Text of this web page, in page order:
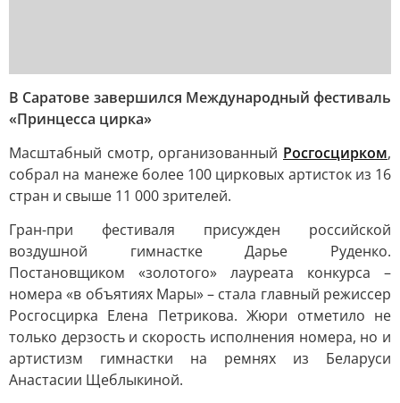
В Саратове завершился Международный фестиваль
«Принцесса цирка»
Масштабный смотр, организованный Росгосцирком,
собрал на манеже более 100 цирковых артисток из 16
стран и свыше 11 000 зрителей.
Гран-при фестиваля присужден российской
воздушной гимнастке Дарье Руденко.
Постановщиком «золотого» лауреата конкурса –
номера «в объятиях Мары» – стала главный режиссер
Росгосцирка Елена Петрикова. Жюри отметило не
только дерзость и скорость исполнения номера, но и
артистизм гимнастки на ремнях из Беларуси
Анастасии Щеблыкиной.